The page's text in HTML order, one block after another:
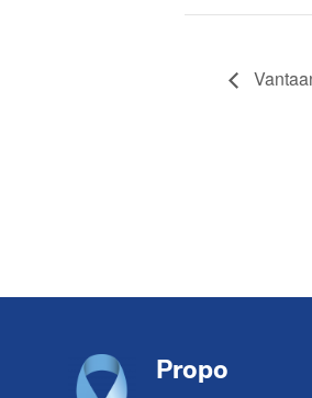
Propo